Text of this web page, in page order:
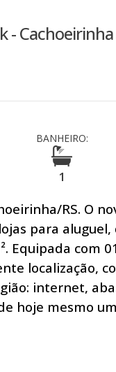
- Cachoeirinha
BANHEIRO:
1
RS. O
para
Equipada com
localização,
internet,
hoje mesmo